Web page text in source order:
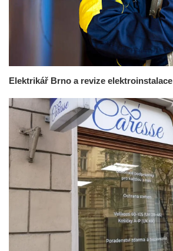
Elektrikář Brno a revize elektroinstalace